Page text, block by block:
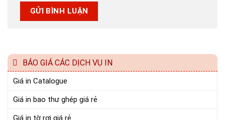
BÁO GIÁ CÁC DỊCH VỤ IN
Giá in Catalogue
Giá in bao thư ghép giá rẻ
Giá in tờ rơi giá rẻ